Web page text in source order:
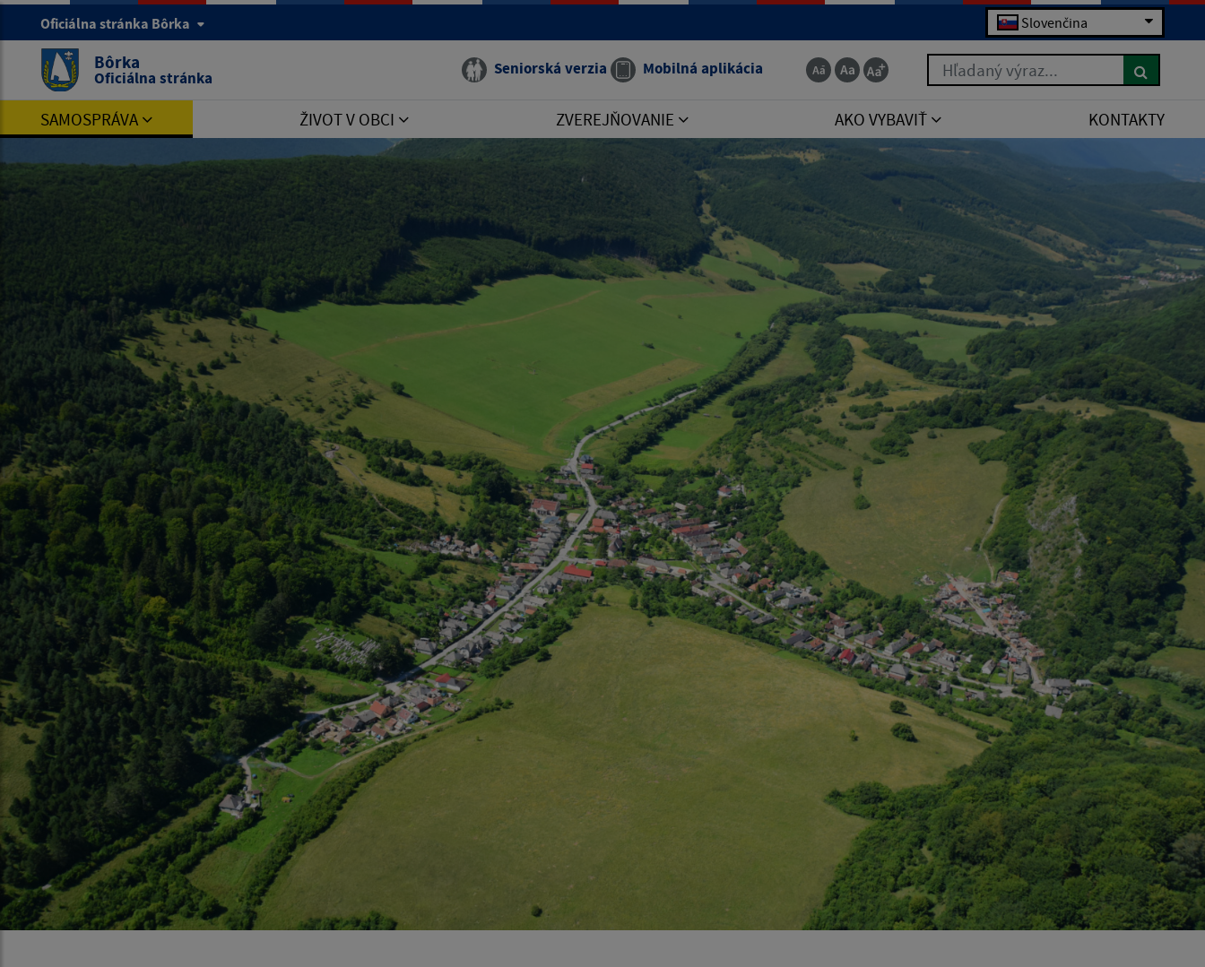
Oficiálna stránka Bôrka Slovenčina
Bôrka
Oficiálna stránka Seniorská verzia Mobilná aplikácia Hľadaný výraz...
SAMOSPRÁVA ŽIVOT V OBCI ZVEREJŇOVANIE AKO VYBAVIŤ KONTAKTY